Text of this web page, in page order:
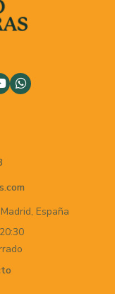
Madrid, España